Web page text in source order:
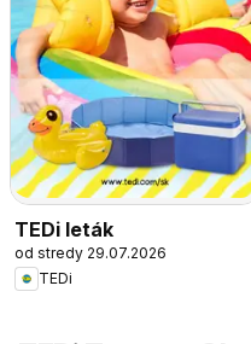
TEDi leták
od stredy 29.07.2026
TEDi